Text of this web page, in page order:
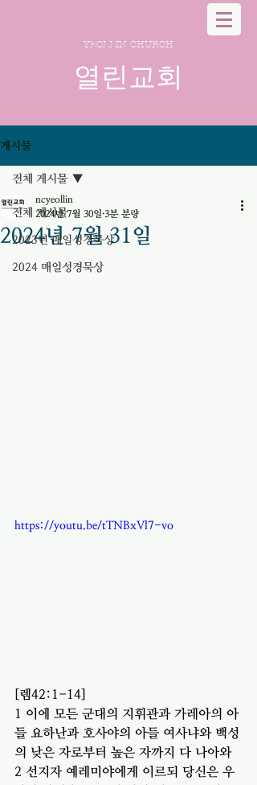
YEOLLIN CHURCH
열린교회
게시물
전체 게시물
2023년 매일성경묵상
2024 매일성경묵상
전체 게시물
2024년 7월 31일
ncyeollin
2024년 7월 30일 3분 분량
https://youtu.be/tTNBxVl7-vo
[렘42:1-14]
1 이에 모든 군대의 지휘관과 가레아의 아
들 요하난과 호사야의 아들 여사냐와 백성
의 낮은 자로부터 높은 자까지 다 나아와
2 선지자 예레미야에게 이르되 당신은 우